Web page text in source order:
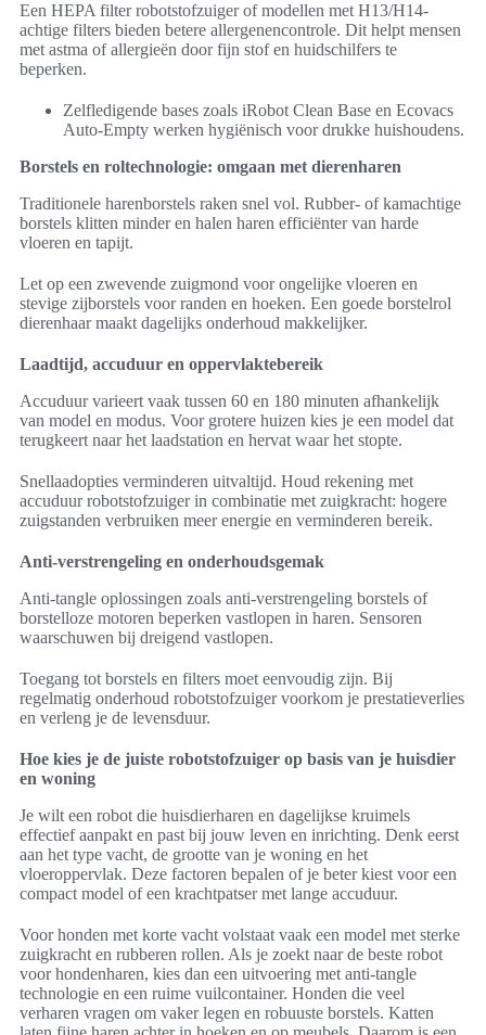
Een HEPA filter robotstofzuiger of modellen met H13/H14-
achtige filters bieden betere allergenencontrole. Dit helpt mensen
met astma of allergieën door fijn stof en huidschilfers te
beperken.
Zelfledigende bases zoals iRobot Clean Base en Ecovacs
Auto-Empty werken hygiënisch voor drukke huishoudens.
Borstels en roltechnologie: omgaan met dierenharen
Traditionele harenborstels raken snel vol. Rubber- of kamachtige
borstels klitten minder en halen haren efficiënter van harde
vloeren en tapijt.
Let op een zwevende zuigmond voor ongelijke vloeren en
stevige zijborstels voor randen en hoeken. Een goede borstelrol
dierenhaar maakt dagelijks onderhoud makkelijker.
Laadtijd, accuduur en oppervlaktebereik
Accuduur varieert vaak tussen 60 en 180 minuten afhankelijk
van model en modus. Voor grotere huizen kies je een model dat
terugkeert naar het laadstation en hervat waar het stopte.
Snellaadopties verminderen uitvaltijd. Houd rekening met
accuduur robotstofzuiger in combinatie met zuigkracht: hogere
zuigstanden verbruiken meer energie en verminderen bereik.
Anti-verstrengeling en onderhoudsgemak
Anti-tangle oplossingen zoals anti-verstrengeling borstels of
borstelloze motoren beperken vastlopen in haren. Sensoren
waarschuwen bij dreigend vastlopen.
Toegang tot borstels en filters moet eenvoudig zijn. Bij
regelmatig onderhoud robotstofzuiger voorkom je prestatieverlies
en verleng je de levensduur.
Hoe kies je de juiste robotstofzuiger op basis van je huisdier
en woning
Je wilt een robot die huisdierharen en dagelijkse kruimels
effectief aanpakt en past bij jouw leven en inrichting. Denk eerst
aan het type vacht, de grootte van je woning en het
vloeroppervlak. Deze factoren bepalen of je beter kiest voor een
compact model of een krachtpatser met lange accuduur.
Voor honden met korte vacht volstaat vaak een model met sterke
zuigkracht en rubberen rollen. Als je zoekt naar de beste robot
voor hondenharen, kies dan een uitvoering met anti-tangle
technologie en een ruime vuilcontainer. Honden die veel
verharen vragen om vaker legen en robuuste borstels. Katten